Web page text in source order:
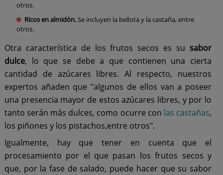
otros.
Ricos en almidón.Se incluyen la bellota y la castaña, entre
otros.
Otra característica de los frutos secos es su sabor
dulce, lo que se debe a que contienen una cierta
cantidad de azúcares libres. Al respecto, nuestros
expertos añaden que "algunos de ellos van a poseer
una presencia mayor de estos azúcares libres, y por lo
tanto serán más dulces, como ocurre con las castañas,
los piñones y los pistachos,entre otros".
Igualmente, hay que tener en cuenta que el
procesamiento por el que pasan los frutos secos y
que, por la fase de salado, puede hacer que su sabor